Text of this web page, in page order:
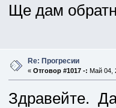
Ще дам
Re: Прогресии
« Отговор #1017 -: Май 04,
Здравейте.